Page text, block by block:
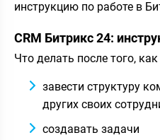
инструкцию по работе в
CRM Битрикс 24:
Что делать после того,
завести структуру
других своих
создавать задачи